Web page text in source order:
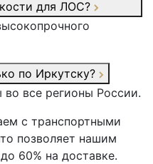
для ЛОС?
по Иркутску?
все регионы России.
с транспортными
позволяет нашим
60% на доставке.